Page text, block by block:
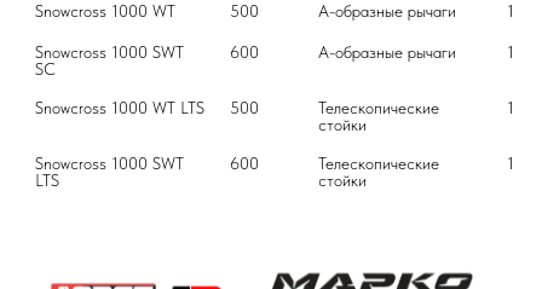
Snowcross 1000 WT 500 А-образные рычаги 1
Snowcross 1000 SWT
SC
600 А-образные рычаги 1
Snowcross 1000 WT LTS 500
Телескопические
стойки
1
Snowcross 1000 SWT
LTS
600
Телескопические
стойки
1